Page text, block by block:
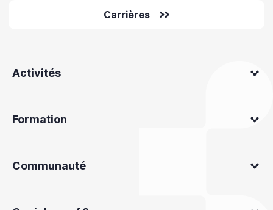
Carrières
Activités
Formation
Communauté